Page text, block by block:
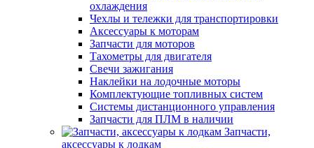
охлаждения
Чехлы и тележки для транспортировки
Аксессуары к моторам
Запчасти для моторов
Тахометры для двигателя
Свечи зажигания
Наклейки на лодочные моторы
Комплектующие топливных систем
Системы дистанционного управления
Запчасти для ПЛМ в наличии
Запчасти,
аксессуары к лодкам